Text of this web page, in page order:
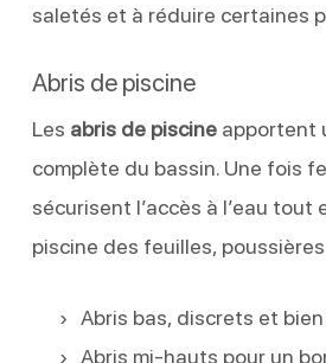
saletés et à réduire certaines
Abris de piscine
Les abris de piscineapportent
complète du bassin. Une fois
sécurisent l’accès à l’eau
piscine des feuilles,
Abris bas, discrets et
Abris mi-hauts pour un